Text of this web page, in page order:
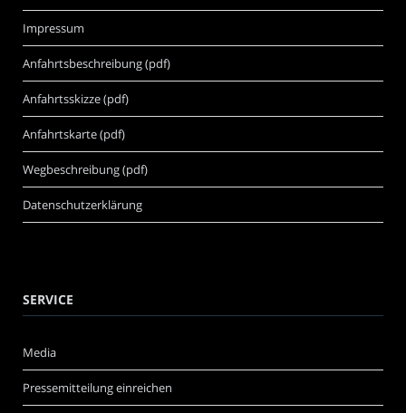
Impressum
Anfahrtsbeschreibung (pdf)
Anfahrtsskizze (pdf)
Anfahrtskarte (pdf)
Wegbeschreibung (pdf)
Datenschutzerklärung
SERVICE
Media
Pressemitteilung einreichen